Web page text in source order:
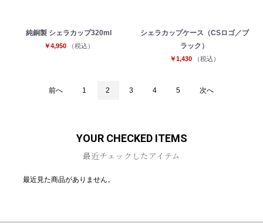
純銅製 シェラカップ320ml
￥4,950 （税込）
シェラカップケース（CSロゴ／ブ
ラック）
￥1,430 （税込）
前へ 1 2 3 4 5 次へ
YOUR CHECKED ITEMS
最近チェックしたアイテム
最近見た商品がありません。